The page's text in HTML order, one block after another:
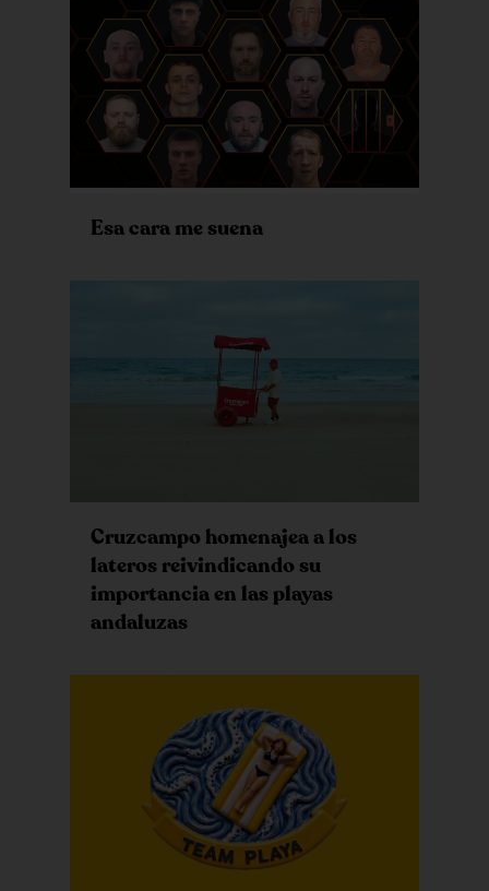
Esa cara me suena
Cruzcampo homenajea a los
lateros reivindicando su
importancia en las playas
andaluzas